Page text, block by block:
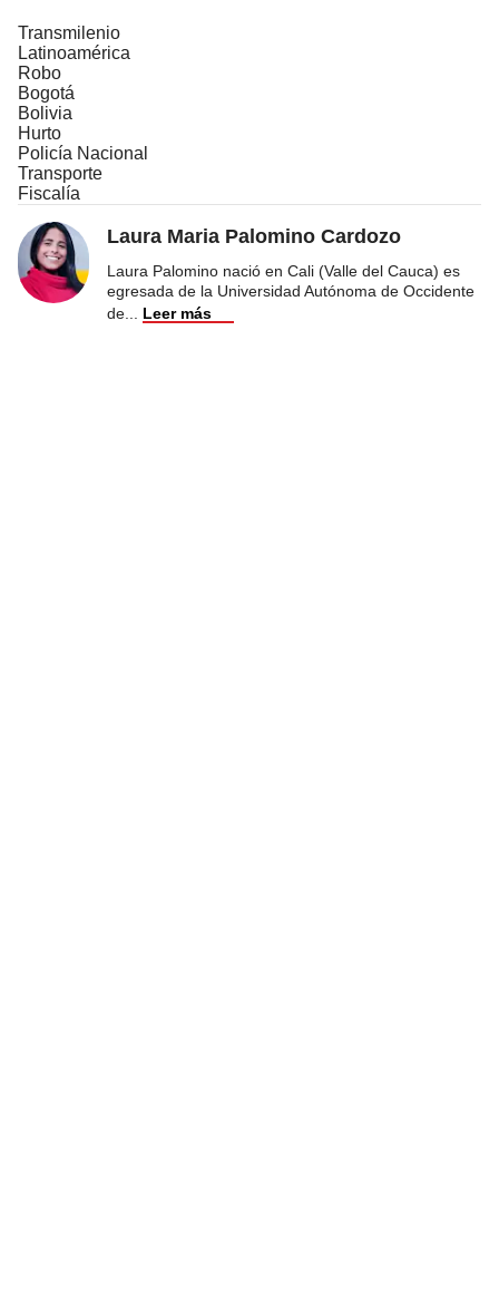
Transmilenio
Latinoamérica
Robo
Bogotá
Bolivia
Hurto
Policía Nacional
Transporte
Fiscalía
Laura Maria Palomino Cardozo
Laura Palomino nació en Cali (Valle del Cauca) es
egresada de la Universidad Autónoma de Occidente
de
Leer más